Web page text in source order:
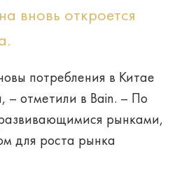
вновь откроется
потребления в Китае
– отметили в Bain. – По
рынками,
для роста рынка